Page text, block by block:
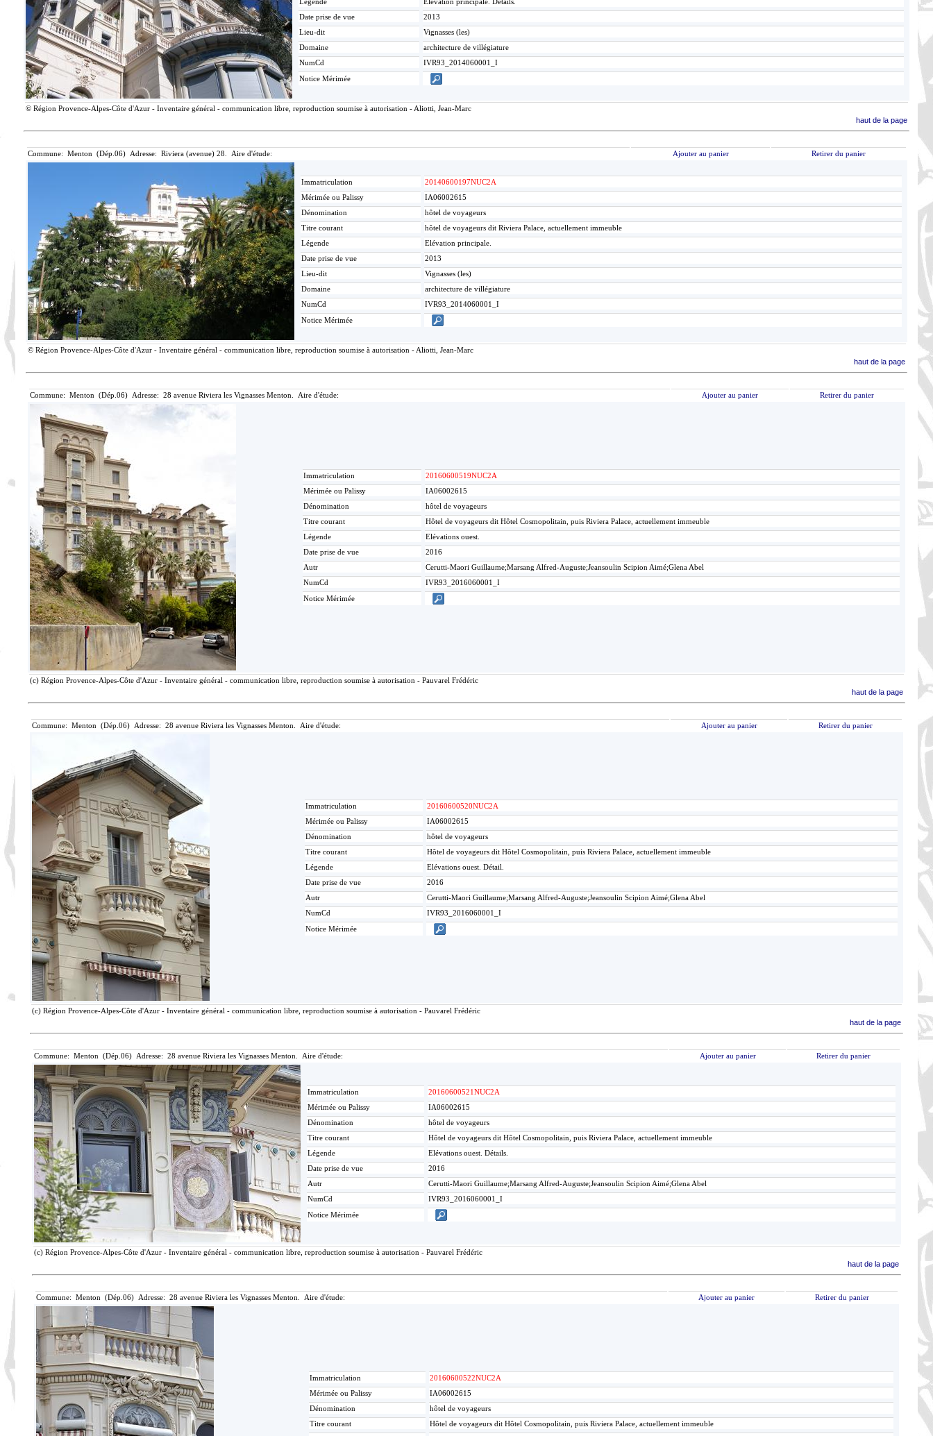
Date prise de vue
2013
Lieu-dit
Vignasses (les)
Domaine
architecture de villégiature
NumCd
IVR93_2014060001_I
Notice Mérimée
© Région Provence-Alpes-Côte d'Azur - Inventaire général - communication libre, reproduction soumise à autorisation - Aliotti, Jean-Marc
haut de la page
Commune: Menton (Dép.06) Adresse: Riviera (avenue) 28. Aire d'étude: Ajouter au panier Retirer du panier
Immatriculation
20140600197NUC2A
Mérimée ou Palissy
IA06002615
Dénomination
hôtel de voyageurs
Titre courant
hôtel de voyageurs dit Riviera Palace, actuellement immeuble
Légende
Elévation principale.
Date prise de vue
2013
Lieu-dit
Vignasses (les)
Domaine
architecture de villégiature
NumCd
IVR93_2014060001_I
Notice Mérimée
© Région Provence-Alpes-Côte d'Azur - Inventaire général - communication libre, reproduction soumise à autorisation - Aliotti, Jean-Marc
haut de la page
Commune: Menton (Dép.06) Adresse: 28 avenue Riviera les Vignasses Menton. Aire d'étude: Ajouter au panier Retirer du panier
Immatriculation
20160600519NUC2A
Mérimée ou Palissy
IA06002615
Dénomination
hôtel de voyageurs
Titre courant
Hôtel de voyageurs dit Hôtel Cosmopolitain, puis Riviera Palace, actuellement immeuble
Légende
Elévations ouest.
Date prise de vue
2016
Autr
Cerutti-Maori Guillaume;Marsang Alfred-Auguste;Jeansoulin Scipion Aimé;Glena Abel
NumCd
IVR93_2016060001_I
Notice Mérimée
(c) Région Provence-Alpes-Côte d'Azur - Inventaire général - communication libre, reproduction soumise à autorisation - Pauvarel Frédéric
haut de la page
Commune: Menton (Dép.06) Adresse: 28 avenue Riviera les Vignasses Menton. Aire d'étude: Ajouter au panier Retirer du panier
Immatriculation
20160600520NUC2A
Mérimée ou Palissy
IA06002615
Dénomination
hôtel de voyageurs
Titre courant
Hôtel de voyageurs dit Hôtel Cosmopolitain, puis Riviera Palace, actuellement immeuble
Légende
Elévations ouest. Détail.
Date prise de vue
2016
Autr
Cerutti-Maori Guillaume;Marsang Alfred-Auguste;Jeansoulin Scipion Aimé;Glena Abel
NumCd
IVR93_2016060001_I
Notice Mérimée
(c) Région Provence-Alpes-Côte d'Azur - Inventaire général - communication libre, reproduction soumise à autorisation - Pauvarel Frédéric
haut de la page
Commune: Menton (Dép.06) Adresse: 28 avenue Riviera les Vignasses Menton. Aire d'étude: Ajouter au panier Retirer du panier
Immatriculation
20160600521NUC2A
Mérimée ou Palissy
IA06002615
Dénomination
hôtel de voyageurs
Titre courant
Hôtel de voyageurs dit Hôtel Cosmopolitain, puis Riviera Palace, actuellement immeuble
Légende
Elévations ouest. Détails.
Date prise de vue
2016
Autr
Cerutti-Maori Guillaume;Marsang Alfred-Auguste;Jeansoulin Scipion Aimé;Glena Abel
NumCd
IVR93_2016060001_I
Notice Mérimée
(c) Région Provence-Alpes-Côte d'Azur - Inventaire général - communication libre, reproduction soumise à autorisation - Pauvarel Frédéric
haut de la page
Commune: Menton (Dép.06) Adresse: 28 avenue Riviera les Vignasses Menton. Aire d'étude: Ajouter au panier Retirer du panier
Immatriculation
20160600522NUC2A
Mérimée ou Palissy
IA06002615
Dénomination
hôtel de voyageurs
Titre courant
Hôtel de voyageurs dit Hôtel Cosmopolitain, puis Riviera Palace, actuellement immeuble